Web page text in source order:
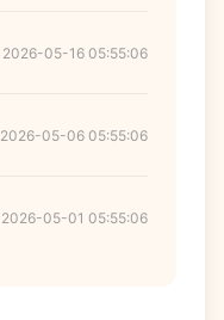
2026-05-16 05:55:06
2026-05-06 05:55:06
2026-05-01 05:55:06